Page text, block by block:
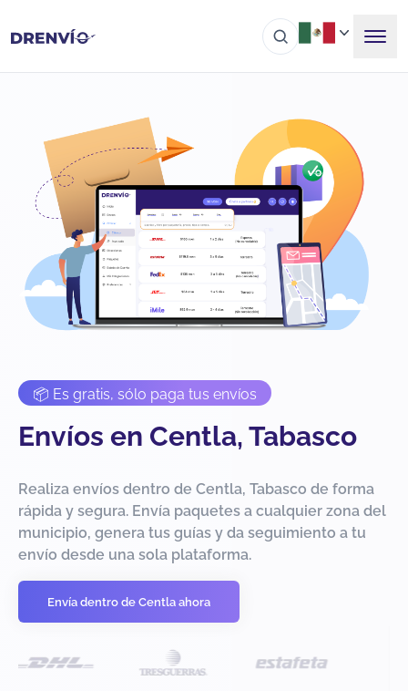
📦 Es gratis, sólo paga tus envíos
Envíos en Centla, Tabasco
Realiza envíos dentro de Centla, Tabasco de forma
rápida y segura. Envía paquetes a cualquier zona del
municipio, genera tus guías y da seguimiento a tu
envío desde una sola plataforma.
Envía dentro de Centla ahora